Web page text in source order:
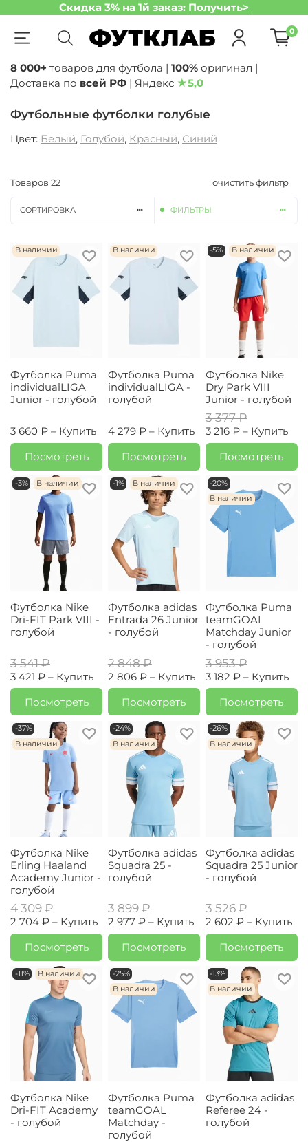
Скидка 3% на 1й заказ: Получить>
0
8 000+ товаров для футбола | 100% оригинал |
Доставка по всей РФ | Яндекс ★5,0
Футбольные футболки голубые
Цвет: Белый, Голубой, Красный, Синий
Товаров 22 очистить фильтр
СОРТИРОВКА ФИЛЬТРЫ
В наличии
Футболка Puma
individualLIGA
Junior - голубой
3 660 ₽ – Купить
Посмотреть
В наличии
Футболка Puma
individualLIGA -
голубой
4 279 ₽ – Купить
Посмотреть
-5% В наличии
Футболка Nike
Dry Park VIII
Junior - голубой
3 377 ₽
3 216 ₽ – Купить
Посмотреть
-3% В наличии
Футболка Nike
Dri-FIT Park VIII -
голубой
3 541 ₽
3 421 ₽ – Купить
Посмотреть
-1% В наличии
Футболка adidas
Entrada 26 Junior
- голубой
2 848 ₽
2 806 ₽ – Купить
Посмотреть
-20%
В наличии
Футболка Puma
teamGOAL
Matchday Junior
- голубой
3 953 ₽
3 182 ₽ – Купить
Посмотреть
-37%
В наличии
Футболка Nike
Erling Haaland
Academy Junior -
голубой
4 309 ₽
2 704 ₽ – Купить
Посмотреть
-24%
В наличии
Футболка adidas
Squadra 25 -
голубой
3 899 ₽
2 977 ₽ – Купить
Посмотреть
-26%
В наличии
Футболка adidas
Squadra 25 Junior
- голубой
3 526 ₽
2 602 ₽ – Купить
Посмотреть
-11% В наличии
Футболка Nike
Dri-FIT Academy
- голубой
-25%
В наличии
Футболка Puma
teamGOAL
Matchday -
голубой
-13%
В наличии
Футболка adidas
Referee 24 -
голубой